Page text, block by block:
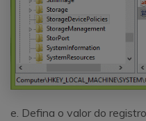
e. Defina o valor do